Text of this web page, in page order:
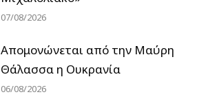
07/08/2026
Απομονώνεται από την Μαύρη
Θάλασσα η Ουκρανία
06/08/2026